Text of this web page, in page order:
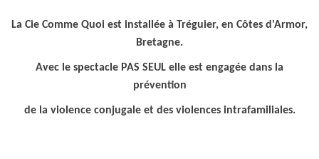
La Cie Comme Quoi est installée à Tréguier, en Côtes d'Armor,
Bretagne.
Avec le spectacle PAS SEUL elle est engagée dans la
prévention
de la violence conjugale et des violences intrafamiliales.